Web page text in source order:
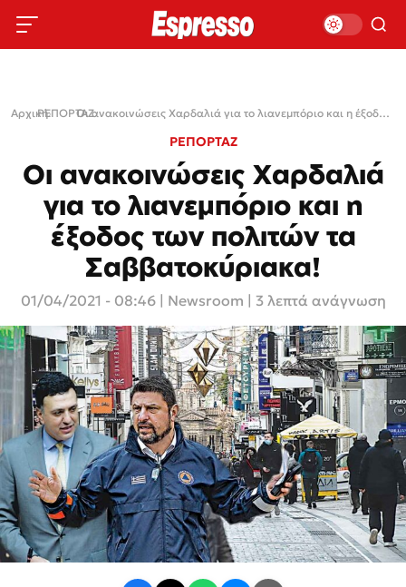
Αρχική›
ΡΕΠΟΡΤΑΖ› Οι ανακοινώσεις Χαρδαλιά για το λιανεμπόριο και η έξοδος των πολιτών τα Σαββατοκύριακα!
ΡΕΠΟΡΤΑΖ
Οι ανακοινώσεις Χαρδαλιά
για το λιανεμπόριο και η
έξοδος των πολιτών τα
Σαββατοκύριακα!
01/04/2021 - 08:46 Newsroom | 3 λεπτά ανάγνωση